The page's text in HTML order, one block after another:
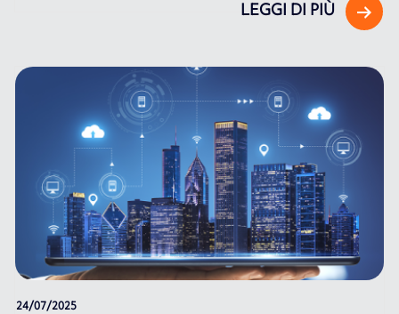
LEGGI DI PIÙ
24/07/2025